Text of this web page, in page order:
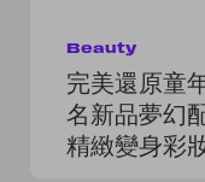
Beauty
完美還原童
名新品夢幻
精緻變身彩